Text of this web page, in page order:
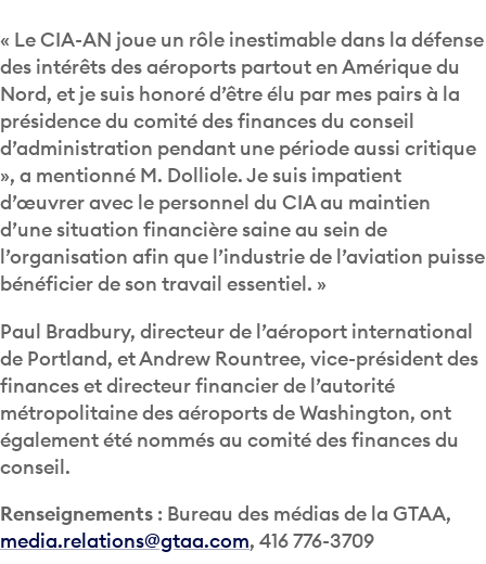
« Le CIA-AN joue un rôle inestimable dans la défense
des intérêts des aéroports partout en Amérique du
Nord, et je suis honoré d’être élu par mes pairs à la
présidence du comité des finances du conseil
d’administration pendant une période aussi critique
», a mentionné M. Dolliole. Je suis impatient
d’œuvrer avec le personnel du CIA au maintien
d’une situation financière saine au sein de
l’organisation afin que l’industrie de l’aviation puisse
bénéficier de son travail essentiel. »
Paul Bradbury, directeur de l’aéroport international
de Portland, et Andrew Rountree, vice-président des
finances et directeur financier de l’autorité
métropolitaine des aéroports de Washington, ont
également été nommés au comité des finances du
conseil.
Renseignements : Bureau des médias de la GTAA,
media.relations@gtaa.com, 416 776-3709